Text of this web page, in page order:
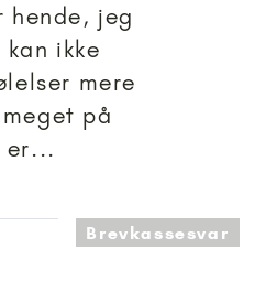
hende, jeg
ikke
mere
på
er...
til 11+
Brevkassesvar